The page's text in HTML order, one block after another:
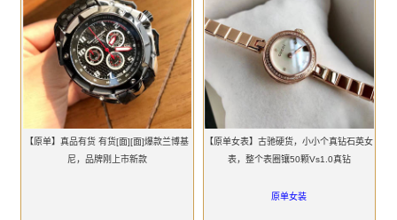
【原单】真品有货 有货[面][面]爆款兰博基
尼，品牌刚上市新款
【原单女表】古驰硬货，小小个真钻石英女
表，整个表圈镶50颗Vs1.0真钻
原单女装